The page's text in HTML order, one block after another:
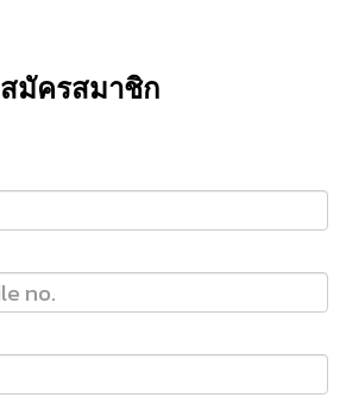
สมัครสมาชิก